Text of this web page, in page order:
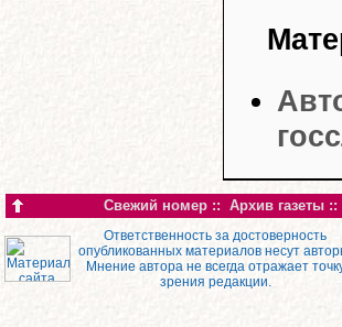
Свежий номер :: Архив газеты ::
Ответственность за достоверность
опубликованных материалов несут
Мнение автора не всегда отражает
зрения редакции.